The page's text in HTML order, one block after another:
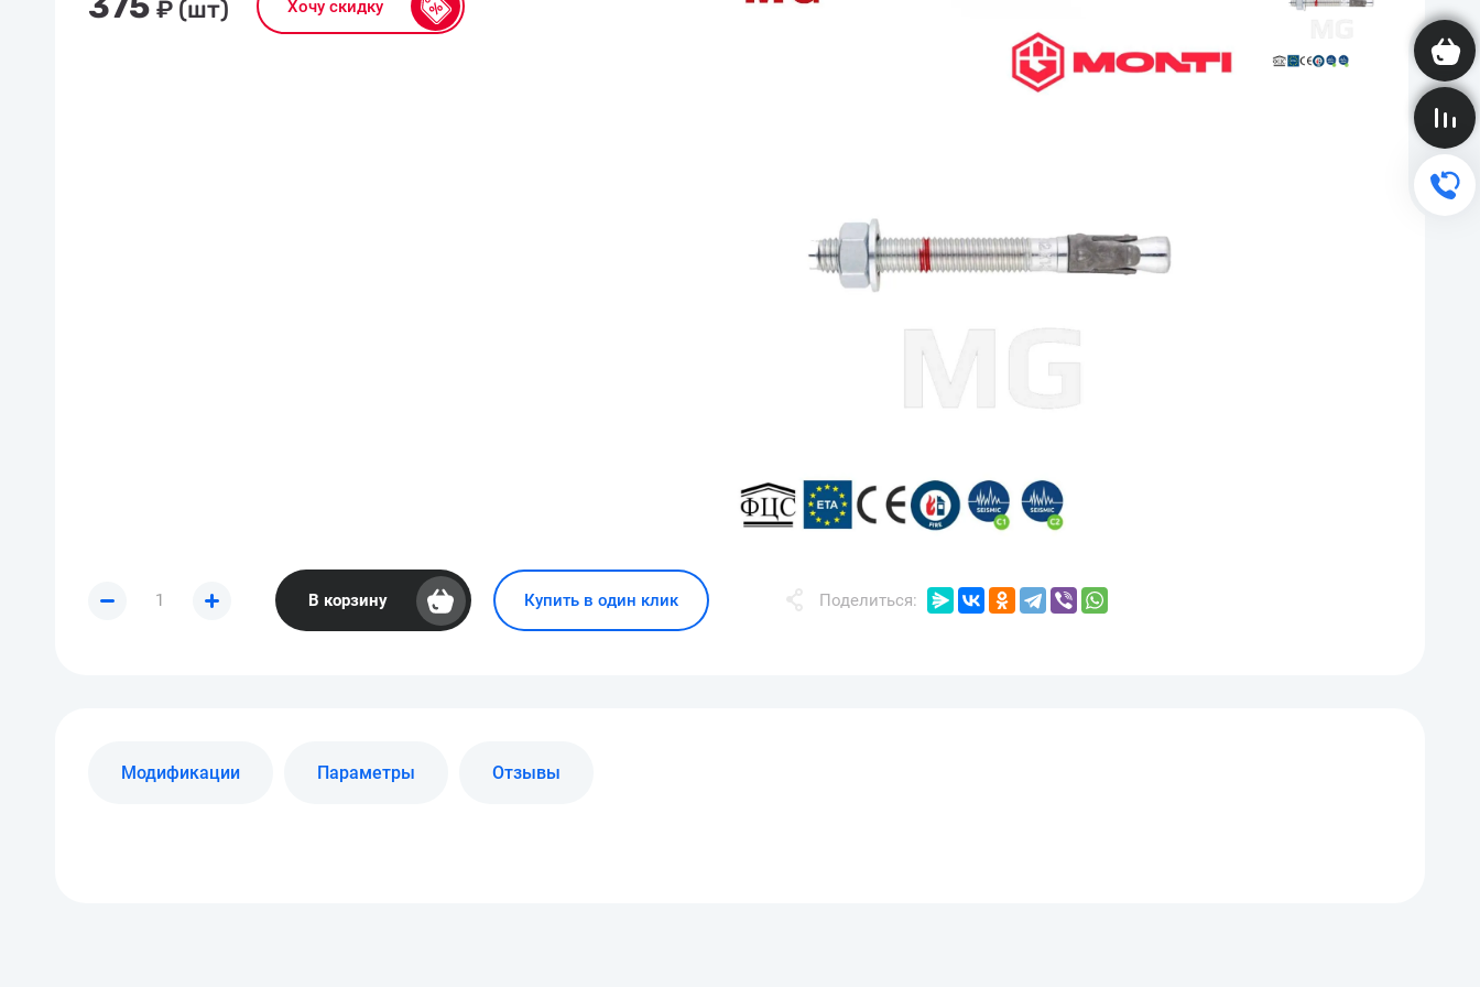
Корзина пуста
Сравнение пусто
₽ (шт) Хочу скидку
В корзину Купить в один клик Поделиться:
Модификации Параметры Отзывы